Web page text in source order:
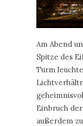
Am Abend
Spitze des
Turm
Einbruch
außerdem